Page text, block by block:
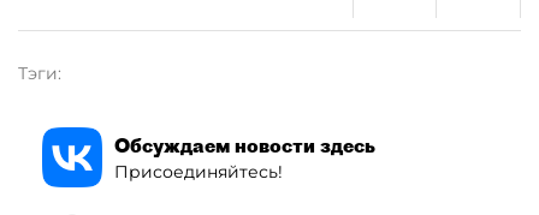
Тэги:
Обсуждаем новости здесь
Присоединяйтесь!